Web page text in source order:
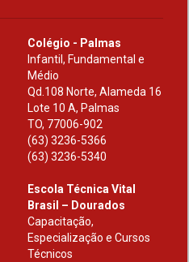
Colégio - Palmas
Infantil, Fundamental e
Médio
Qd.108 Norte, Alameda 16
Lote 10 A, Palmas
TO, 77006-902
(63) 3236-5366
(63) 3236-5340
Escola Técnica Vital
Brasil – Dourados
Capacitação,
Especialização e Cursos
Técnicos